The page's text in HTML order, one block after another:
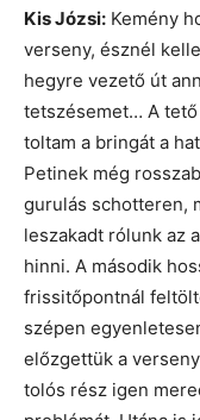
Kis Józsi: Kemény
verseny, észnél
hegyre vezető út
tetszésemet… A
toltam a bringát a
Petinek még
gurulás schotteren,
leszakadt rólunk az
hinni. A második
frissitőpontnál
szépen
előzgettük a
tolós rész igen